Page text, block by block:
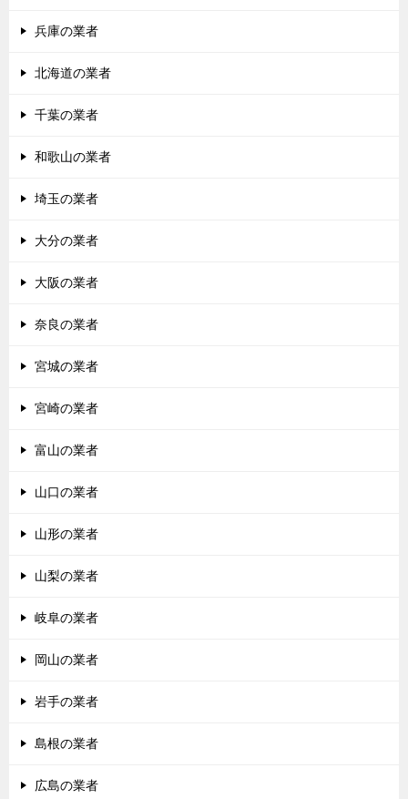
兵庫の業者
北海道の業者
千葉の業者
和歌山の業者
埼玉の業者
大分の業者
大阪の業者
奈良の業者
宮城の業者
宮崎の業者
富山の業者
山口の業者
山形の業者
山梨の業者
岐阜の業者
岡山の業者
岩手の業者
島根の業者
広島の業者